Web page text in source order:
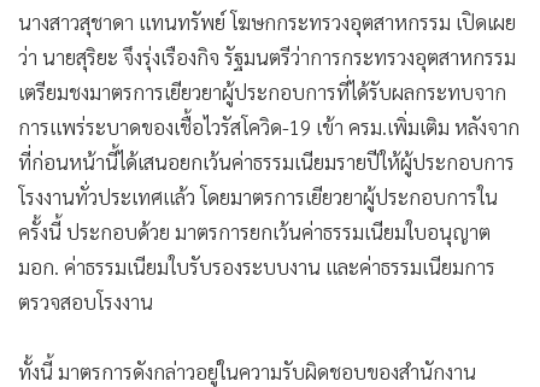
• ท่องเที่ยว
• กีฬา
• ต่างประเทศ
• Special Scoop
•
เศรษฐกิจ-ธุรกิจ
จีน
ชุมชน-คุณภาพชีวิต
• อาชญากรรม
• เกม
นางสาวสุชาดา แทนทรัพย์ โฆษกกระทรวงอุตสาหกรรม เปิดเผย
ว่า นายสุริยะ จึงรุ่งเรืองกิจ รัฐมนตรีว่าการกระทรวงอุตสาหกรรม
เตรียมชงมาตรการเยียวยาผู้ประกอบการที่ได้รับผลกระทบจาก
การแพร่ระบาดของเชื้อไวรัสโควิด-19 เข้า ครม.เพิ่มเติม หลังจาก
ที่ก่อนหน้านี้ได้เสนอยกเว้นค่าธรรมเนียมรายปีให้ผู้ประกอบการ
โรงงานทั่วประเทศแล้ว โดยมาตรการเยียวยาผู้ประกอบการใน
ครั้งนี้ ประกอบด้วย มาตรการยกเว้นค่าธรรมเนียมใบอนุญาต
มอก. ค่าธรรมเนียมใบรับรองระบบงาน และค่าธรรมเนียมการ
ตรวจสอบโรงงาน
ทั้งนี้ มาตรการดังกล่าวอยู่ในความรับผิดชอบของสำนักงาน